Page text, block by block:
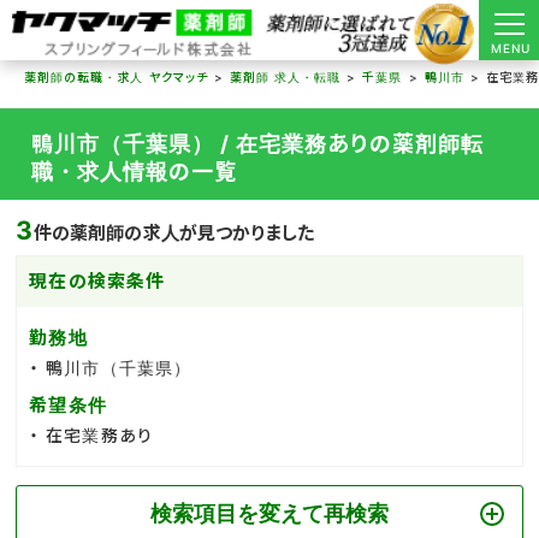
MENU
薬剤師の転職・求人 ヤクマッチ
薬剤師 求人・転職 千葉県 鴨川市 在宅業
鴨川市（千葉県） / 在宅業務ありの薬剤師転
職・求人情報の一覧
3件の薬剤師の求人が見つかりました
現在の検索条件
勤務地
鴨川市（千葉県）
希望条件
在宅業務あり
検索項目を変えて再検索